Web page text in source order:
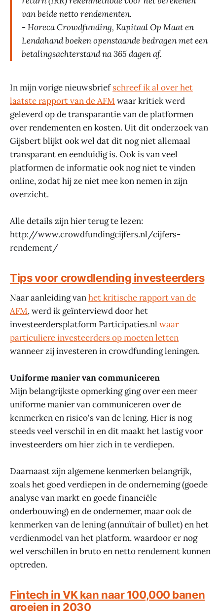
van beide netto rendementen.
- Horeca Crowdfunding, Kapitaal Op Maat en
Lendahand boeken openstaande bedragen met een
betalingsachterstand na 365 dagen af.
In mijn vorige nieuwsbriefschreef ik al over het
laatste rapport van de AFM waar kritiek werd
geleverd op de transparantie van de platformen
over rendementen en kosten. Uit dit onderzoek van
Gijsbert blijkt ook wel dat dit nog niet allemaal
transparant en eenduidig is. Ook is van veel
platformen de informatie ook nog niet te vinden
online, zodat hij ze niet mee kon nemen in zijn
overzicht.
Alle details zijn hier terug te lezen:
http://www.crowdfundingcijfers.nl/cijfers-
rendement/
Tips voor crowdlending investeerders
Naar aanleiding vanhet kritische rapport van de
AFM, werd ik geïnterviewd door het
investeerdersplatform Participaties.nl waar
particuliere investeerders op moeten letten
wanneer zij investeren in crowdfunding leningen.
Uniforme manier van communiceren
Mijn belangrijkste opmerking ging over een meer
uniforme manier van communiceren over de
kenmerken en risico's van de lening. Hier is nog
steeds veel verschil in en dit maakt het lastig voor
investeerders om hier zich in te verdiepen.
Daarnaast zijn algemene kenmerken belangrijk,
zoals het goed verdiepen in de onderneming (goede
analyse van markt en goede financiële
onderbouwing) en de ondernemer, maar ook de
kenmerken van de lening (annuïtair of bullet) en het
verdienmodel van het platform, waardoor er nog
wel verschillen in bruto en netto rendement kunnen
optreden.
Fintech in VK kan naar 100,000 banen
groeien in 2030